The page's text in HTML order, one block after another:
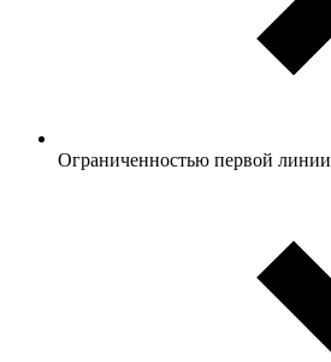
Ограниченностью первой линии